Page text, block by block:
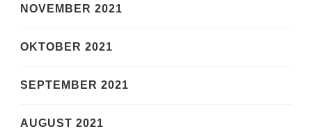
NOVEMBER 2021
OKTOBER 2021
SEPTEMBER 2021
AUGUST 2021